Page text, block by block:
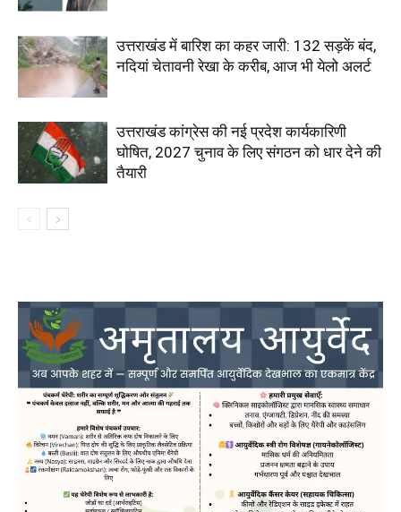
उत्तराखंड में बारिश का कहर जारी: 132 सड़कें बंद,
नदियां चेतावनी रेखा के करीब, आज भी येलो अलर्ट
उत्तराखंड कांग्रेस की नई प्रदेश कार्यकारिणी
घोषित, 2027 चुनाव के लिए संगठन को धार देने की
तैयारी